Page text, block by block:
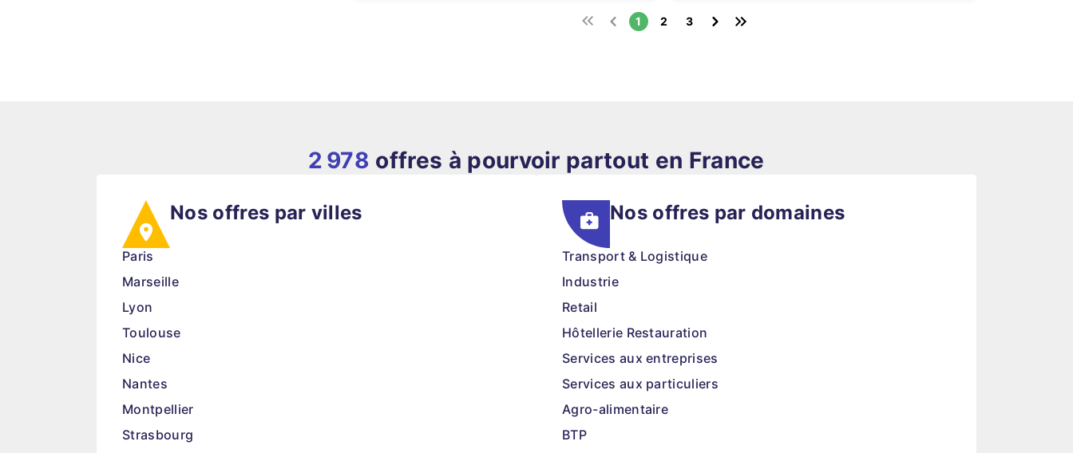
1 2 3
2 978 offres à pourvoir partout en France
Nos offres par villes
Paris
Marseille
Lyon
Toulouse
Nice
Nantes
Montpellier
Strasbourg
Nos offres par domaines
Transport & Logistique
Industrie
Retail
Hôtellerie Restauration
Services aux entreprises
Services aux particuliers
Agro-alimentaire
BTP